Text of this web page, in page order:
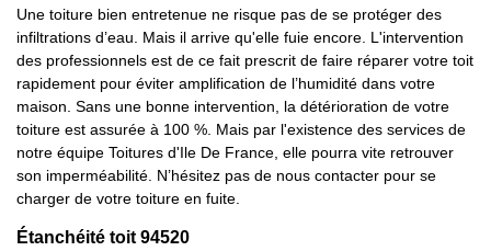
Une toiture bien entretenue ne risque pas de se protéger des
infiltrations d’eau. Mais il arrive qu'elle fuie encore. L'intervention
des professionnels est de ce fait prescrit de faire réparer votre toit
rapidement pour éviter amplification de l’humidité dans votre
maison. Sans une bonne intervention, la détérioration de votre
toiture est assurée à 100 %. Mais par l'existence des services de
notre équipe Toitures d'Ile De France, elle pourra vite retrouver
son imperméabilité. N’hésitez pas de nous contacter pour se
charger de votre toiture en fuite.
Étanchéité toit 94520